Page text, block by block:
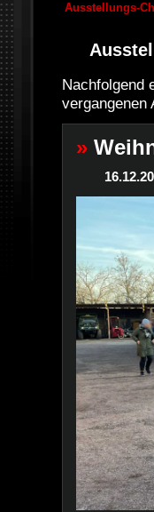
Ausstellungs-
Nachfolgend
vergangenen
»